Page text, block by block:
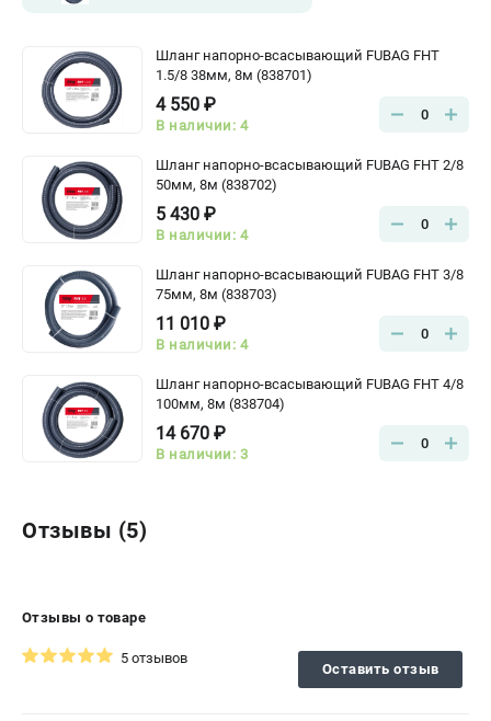
Шланг напорно-всасывающий FUBAG FHT
1.5/8 38мм, 8м (838701)
4 550 ₽
В наличии: 4
0
Шланг напорно-всасывающий FUBAG FHT 2/8
50мм, 8м (838702)
5 430 ₽
В наличии: 4
0
Шланг напорно-всасывающий FUBAG FHT 3/8
75мм, 8м (838703)
11 010 ₽
В наличии: 4
0
Шланг напорно-всасывающий FUBAG FHT 4/8
100мм, 8м (838704)
14 670 ₽
В наличии: 3
0
Отзывы (5)
Отзывы о товаре
5 отзывов
Оставить отзыв